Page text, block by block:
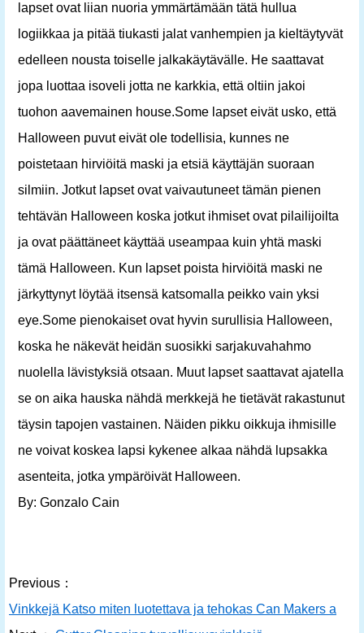
lapset ovat liian nuoria ymmärtämään tätä hullua
logiikkaa ja pitää tiukasti jalat vanhempien ja kieltäytyvät
edelleen nousta toiselle jalkakäytävälle. He saattavat
jopa luottaa isoveli jotta ne karkkia, että oltiin jakoi
tuohon aavemainen house.Some lapset eivät usko, että
Halloween puvut eivät ole todellisia, kunnes ne
poistetaan hirviöitä maski ja etsiä käyttäjän suoraan
silmiin. Jotkut lapset ovat vaivautuneet tämän pienen
tehtävän Halloween koska jotkut ihmiset ovat pilailijoilta
ja ovat päättäneet käyttää useampaa kuin yhtä maski
tämä Halloween. Kun lapset poista hirviöitä maski ne
järkyttynyt löytää itsensä katsomalla peikko vain yksi
eye.Some pienokaiset ovat hyvin surullisia Halloween,
koska he näkevät heidän suosikki sarjakuvahahmo
nuolella lävistyksiä otsaan. Muut lapset saattavat ajatella
se on aika hauska nähdä merkkejä he tietävät rakastunut
täysin tapojen vastainen. Näiden pikku oikkuja ihmisille
ne voivat koskea lapsi kykenee alkaa nähdä lupsakka
asenteita, jotka ympäröivät Halloween.
By: Gonzalo Cain
Previous：
Vinkkejä Katso miten luotettava ja tehokas Can Makers aidat